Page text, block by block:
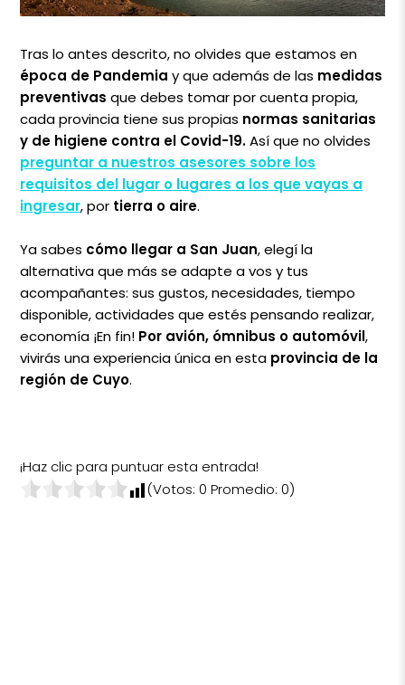
Tras lo antes descrito, no olvides que estamos en
época de Pandemia y que además de las medidas
preventivas que debes tomar por cuenta propia,
cada provincia tiene sus propias normas sanitarias
y de higiene contra el Covid-19.Así que no olvides
preguntar a nuestros asesores sobre los
requisitos del lugar o lugares a los que vayas a
ingresar, por tierra o aire.
Ya sabes cómo llegar a San Juan, elegí la
alternativa que más se adapte a vos y tus
acompañantes: sus gustos, necesidades, tiempo
disponible, actividades que estés pensando realizar,
economía ¡En fin! Por avión, ómnibus o automóvil,
vivirás una experiencia única en esta provincia de la
región de Cuyo.
¡Haz clic para puntuar esta entrada!
(Votos:0 Promedio:0)